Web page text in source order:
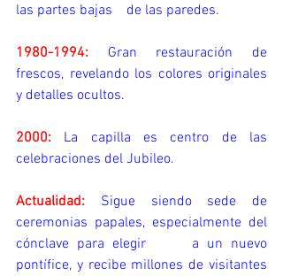
las partes bajas    de las paredes.
1980-1994: Gran restauración de
frescos, revelando los colores originales
y detalles ocultos.
2000: La capilla es centro de las
celebraciones del Jubileo.
Actualidad: Sigue siendo sede de
ceremonias papales, especialmente del
cónclave para elegir      a un nuevo
pontífice, y recibe millones de visitantes